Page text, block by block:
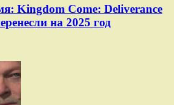
Kingdom Come: Deliverance
на 2025 год